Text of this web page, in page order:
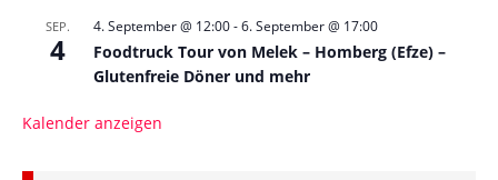
SEP.
4
4. September @ 12:00-6. September @ 17:00
Foodtruck Tour von Melek – Homberg (Efze) –
Glutenfreie Döner und mehr
Kalender anzeigen